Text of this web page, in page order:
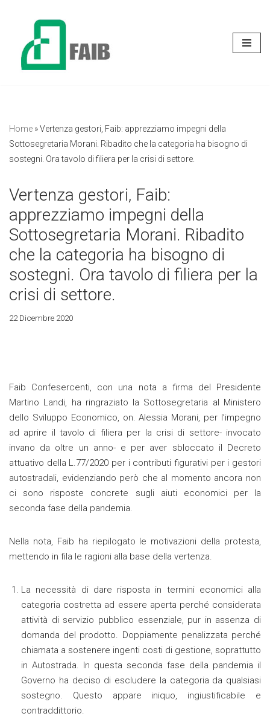
contenuto
Home »Vertenza gestori, Faib: apprezziamo impegni della
Sottosegretaria Morani. Ribadito che la categoria ha bisogno di
sostegni. Ora tavolo di filiera per la crisi di settore.
Vertenza gestori, Faib:
apprezziamo impegni della
Sottosegretaria Morani. Ribadito
che la categoria ha bisogno di
sostegni. Ora tavolo di filiera per la
crisi di settore.
22 Dicembre 2020
Faib Confesercenti, con una nota a firma del Presidente
Martino Landi, ha ringraziato la Sottosegretaria al Ministero
dello Sviluppo Economico, on. Alessia Morani, per l’impegno
ad aprire il tavolo di filiera per la crisi di settore- invocato
invano da oltre un anno- e per aver sbloccato il Decreto
attuativo della L.77/2020 per i contributi figurativi per i gestori
autostradali, evidenziando però che al momento ancora non
ci sono risposte concrete sugli aiuti economici per la
seconda fase della pandemia.
Nella nota, Faib ha riepilogato le motivazioni della protesta,
mettendo in fila le ragioni alla base della vertenza.
La necessità di dare risposta in termini economici alla
categoria costretta ad essere aperta perché considerata
attività di servizio pubblico essenziale, pur in assenza di
domanda del prodotto. Doppiamente penalizzata perché
chiamata a sostenere ingenti costi di gestione, soprattutto
in Autostrada. In questa seconda fase della pandemia il
Governo ha deciso di escludere la categoria da qualsiasi
sostegno. Questo appare iniquo, ingiustificabile e
contraddittorio.